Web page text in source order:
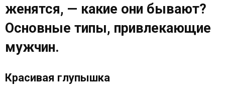
женятся, — какие они бывают?
Основные типы, привлекающие
мужчин.
Красивая глупышка